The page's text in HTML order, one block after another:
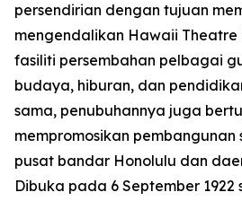
persendirian dengan tujuan
mengendalikan Hawaii
fasiliti persembahan pelbagai
budaya, hiburan, dan
sama, penubuhannya juga
mempromosikan pembangunan
pusat bandar Honolulu dan
Dibuka pada 6 September 1922